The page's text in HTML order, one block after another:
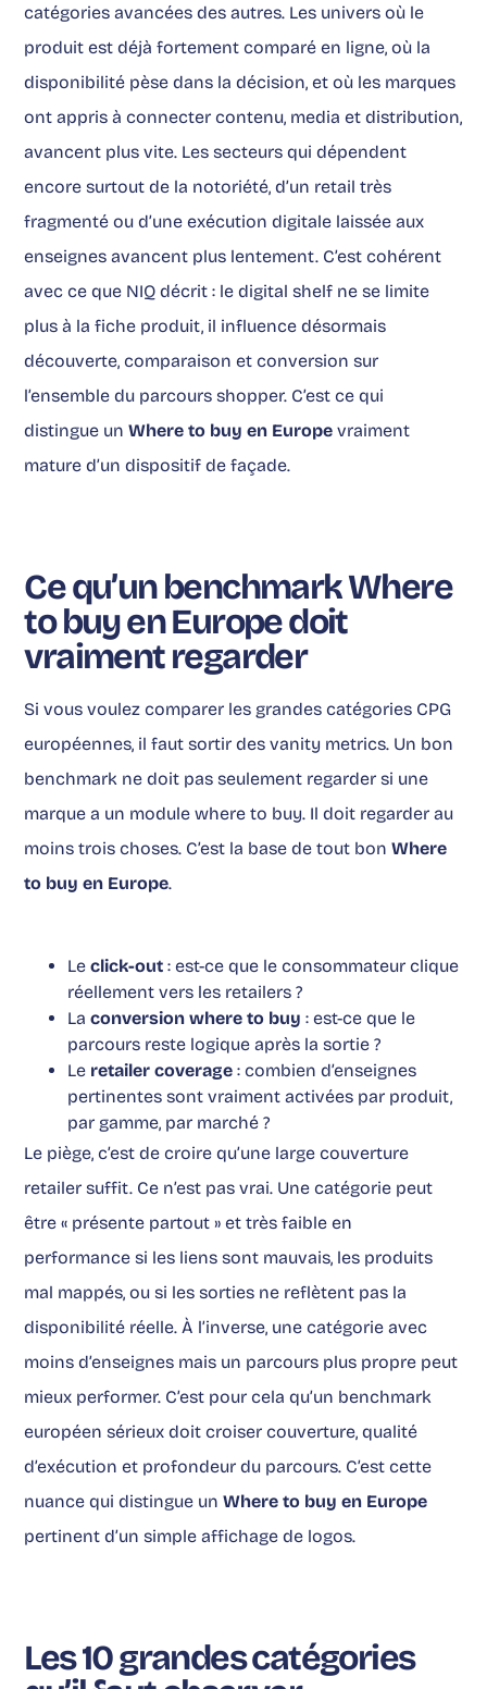
catégories avancées des autres. Les univers où le
produit est déjà fortement comparé en ligne, où la
disponibilité pèse dans la décision, et où les marques
ont appris à connecter contenu, media et distribution,
avancent plus vite. Les secteurs qui dépendent
encore surtout de la notoriété, d’un retail très
fragmenté ou d’une exécution digitale laissée aux
enseignes avancent plus lentement. C’est cohérent
avec ce que NIQ décrit : le digital shelf ne se limite
plus à la fiche produit, il influence désormais
découverte, comparaison et conversion sur
l’ensemble du parcours shopper. C’est ce qui
distingue unWhere to buy en Europe vraiment
mature d’un dispositif de façade.
Ce qu’un benchmark Where
to buy en Europe doit
vraiment regarder
Si vous voulez comparer les grandes catégories CPG
européennes, il faut sortir des vanity metrics. Un bon
benchmark ne doit pas seulement regarder si une
marque a un module where to buy. Il doit regarder au
moins trois choses. C’est la base de tout bonWhere
to buy en Europe.
Leclick-out : est-ce que le consommateur clique
réellement vers les retailers ?
Laconversion where to buy : est-ce que le
parcours reste logique après la sortie ?
Le retailer coverage : combien d’enseignes
pertinentes sont vraiment activées par produit,
par gamme, par marché ?
Le piège, c’est de croire qu’une large couverture
retailer suffit. Ce n’est pas vrai. Une catégorie peut
être « présente partout » et très faible en
performance si les liens sont mauvais, les produits
mal mappés, ou si les sorties ne reflètent pas la
disponibilité réelle. À l’inverse, une catégorie avec
moins d’enseignes mais un parcours plus propre peut
mieux performer. C’est pour cela qu’un benchmark
européen sérieux doit croiser couverture, qualité
d’exécution et profondeur du parcours. C’est cette
nuance qui distingue unWhere to buy en Europe
pertinent d’un simple affichage de logos.
Les 10 grandes catégories